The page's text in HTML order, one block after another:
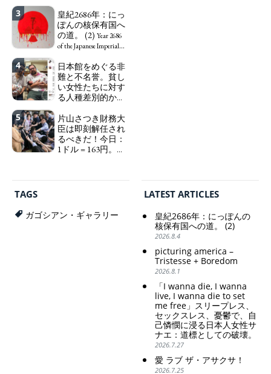
word "artist" into the
word "Art Worker"
(similar to "Essential
Worker", "Sex Worker" or
で、自己憐憫に浸
る日本人女性サナ
エ：道標としての
破壊。"I wanna die, I
set me free" - Sanae, a
Japanese woman who is
sleepless, sexless, depressive
and wallowing in self-
guidepost.
3
皇紀2686年：にっ
ぽんの核保有国へ
の道。 (2) Year 2686
of the Japanese Imperial
Becoming a Nuclear
Power. (2)
4
日本館をめぐる非
難と不名誉。貧し
い女性たちに対す
る人種差別的かつ
取。保守的な日本
の家父長制の強
化。戸籍制度の強
化。差別的な血統
poor women.
Strengthening of
5
片山さつき財務大
臣は即刻解任され
るべきだ！今日：
1ドル = 163円。に
替メリットを強調
Finance Minister
TAGS
ガゴシアン・ギャラリー
LATEST ARTICLES
皇紀2686年：にっぽんの
核保有国への道。 (2)
2026.8.4
picturing america –
Tristesse + Boredom
2026.8.1
「I wanna die, I wanna
live, I wanna die to set
me free」スリープレス、
セックスレス、憂鬱で、自
己憐憫に浸る日本人女性サ
ナエ：道標としての破壊。
2026.7.27
愛 ラブ ザ・アサクサ！
2026.7.25